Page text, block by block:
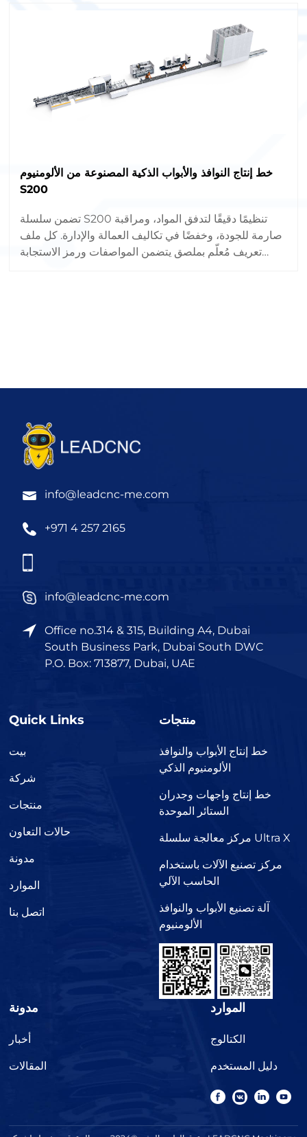
خط إنتاج النوافذ والأبواب الذكية المصنوعة من الألومنيوم
S200
تضمن سلسلة S200 تنظيمًا دقيقًا لتدفق المواد، ومراقبة
صارمة للجودة، وخفضًا في تكاليف العمالة والإدارة. كل ملف
تعريف مُعلّم بملصق يتضمن المواصفات ورمز الاستجابة
info@leadcnc-me.com
+971 4 257 2165
info@leadcnc-me.com
Office no.314 & 315, Building A4, Dubai
South Business Park, Dubai South DWC
P.O. Box: 713877, Dubai, UAE
Quick Links
بيت
شركة
منتجات
حالات التعاون
مدونة
الموارد
اتصل بنا
منتجات
خط إنتاج الأبواب والنوافذ
الألومنيوم الذكي
خط إنتاج واجهات وجدران
الستائر الموحدة
مركز معالجة سلسلة Ultra X
مركز تصنيع الآلات باستخدام
الحاسب الآلي
آلة تصنيع الأبواب والنوافذ
الألومنيوم
مدونة
أخبار
المقالات
الموارد
الكتالوج
دليل المستخدم